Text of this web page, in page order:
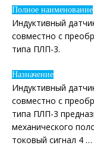
Полное наименование
Индуктивный
совместно с
типа ПЛП-3.
Назначение
Индуктивный
совместно с
типа ПЛП-3
механического
токовый сигнал 4